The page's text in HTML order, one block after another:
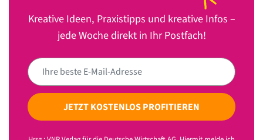
Kreative Ideen, Praxistipps und kreative Infos –
jede Woche direkt in Ihr Postfach!
JETZT KOSTENLOS PROFITIEREN